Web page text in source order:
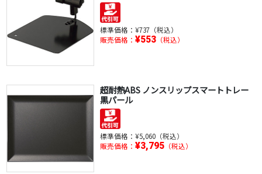
標準価格： ¥737（税込）
販売価格： ¥553（税込）
超耐熱ABS ノンスリップスマートトレー
黒パール
標準価格： ¥5,060（税込）
販売価格： ¥3,795（税込）